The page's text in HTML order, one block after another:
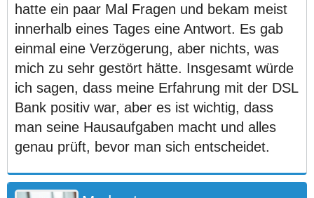
hatte ein paar Mal Fragen und bekam meist
innerhalb eines Tages eine Antwort. Es gab
einmal eine Verzögerung, aber nichts, was
mich zu sehr gestört hätte. Insgesamt würde
ich sagen, dass meine Erfahrung mit der DSL
Bank positiv war, aber es ist wichtig, dass
man seine Hausaufgaben macht und alles
genau prüft, bevor man sich entscheidet.